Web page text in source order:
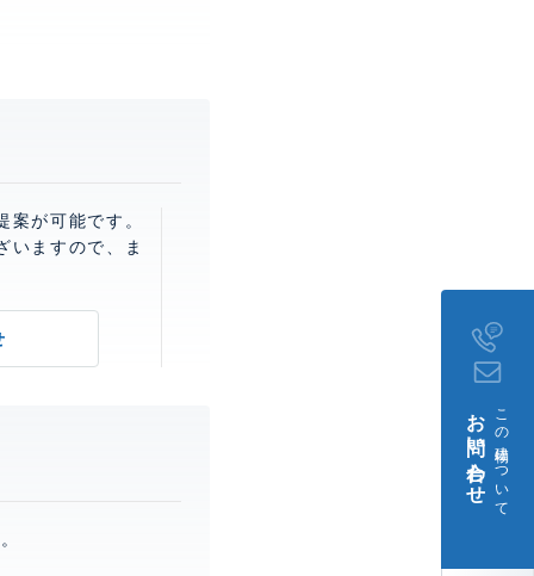
案が可能です。
いますので、ま
この建物について
お問い合わせ